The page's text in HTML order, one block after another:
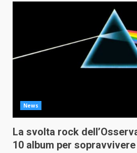
News
La svolta rock
10 album per